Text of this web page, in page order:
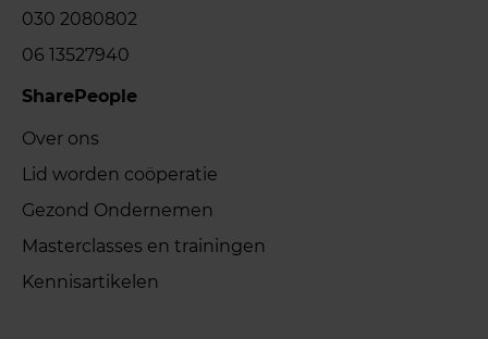
030 2080802
06 13527940
SharePeople
Over ons
Lid worden coöperatie
Gezond Ondernemen
Masterclasses en trainingen
Kennisartikelen